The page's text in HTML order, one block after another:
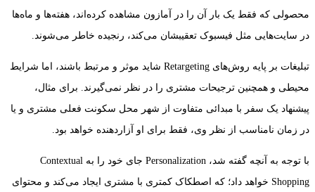
محصولی که فقط یک بار آن را در آمازون مشاهده کرده‌اند، هفته‌ها و ماه‌ها
در سایت‌هایی مثل فیسبوک تعقیبشان می‌کند، رنجیده خاطر می‌شوند.
تبلیغات بر پایه روش‌های Retargeting شاید موثر و مرتبط باشند، اما شرایط
محیطی و همچنین ترجیحات مشتری را در نظر نمی‌گیرند. برای مثال،
پیشنهاد یک سفر با مبدائی متفاوت از شهر محل سکونت فعلی مشتری و یا
در زمان نامناسب از نظر وی، فقط برای او آزاردهنده خواهد بود.
با توجه به آنچه گفته شد، Personalization جای خود را به Contextual
Shopping خواهد داد؛ که اصطکاک کمتری با مشتری ایجاد می‌کند و محتوای